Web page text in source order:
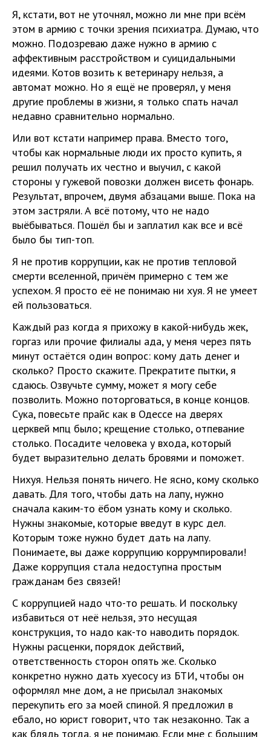
Я, кстати, вот не уточнял, можно ли мне при всём
этом в армию с точки зрения психиатра. Думаю, что
можно. Подозреваю даже нужно в армию с
аффективным расстройством и суицидальными
идеями. Котов возить к ветеринару нельзя, а
автомат можно. Но я ещё не проверял, у меня
другие проблемы в жизни, я только спать начал
недавно сравнительно нормально.
Или вот кстати например права. Вместо того,
чтобы как нормальные люди их просто купить, я
решил получать их честно и выучил, с какой
стороны у гужевой повозки должен висеть фонарь.
Результат, впрочем, двумя абзацами выше. Пока на
этом застряли. А всё потому, что не надо
выёбываться. Пошёл бы и заплатил как все и всё
было бы тип-топ.
Я не против коррупции, как не против тепловой
смерти вселенной, причём примерно с тем же
успехом. Я просто её не понимаю ни хуя. Я не умеет
ей пользоваться.
Каждый раз когда я прихожу в какой-нибудь жек,
горгаз или прочие филиалы ада, у меня через пять
минут остаётся один вопрос: кому дать денег и
сколько? Просто скажите. Прекратите пытки, я
сдаюсь. Озвучьте сумму, может я могу себе
позволить. Можно поторговаться, в конце концов.
Сука, повесьте прайс как в Одессе на дверях
церквей мпц было; крещение столько, отпевание
столько. Посадите человека у входа, который
будет выразительно делать бровями и поможет.
Нихуя. Нельзя понять ничего. Не ясно, кому сколько
давать. Для того, чтобы дать на лапу, нужно
сначала каким-то ёбом узнать кому и сколько.
Нужны знакомые, которые введут в курс дел.
Которым тоже нужно будет дать на лапу.
Понимаете, вы даже коррупцию коррумпировали!
Даже коррупция стала недоступна простым
гражданам без связей!
С коррупцией надо что-то решать. И поскольку
избавиться от неё нельзя, это несущая
конструкция, то надо как-то наводить порядок.
Нужны расценки, порядок действий,
ответственность сторон опять же. Сколько
конкретно нужно дать хуесосу из БТИ, чтобы он
оформлял мне дом, а не присылал знакомых
перекупить его за моей спиной. Я предложил в
ебало, но юрист говорит, что так незаконно. Так а
как блядь тогда, я не понимаю. Если мне с большим